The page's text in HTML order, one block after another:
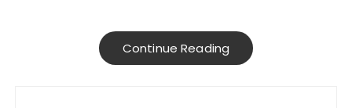
Continue Reading